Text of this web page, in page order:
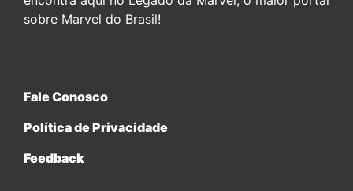
sobre Marvel do Brasil!
Fale Conosco
Política de Privacidade
Feedback